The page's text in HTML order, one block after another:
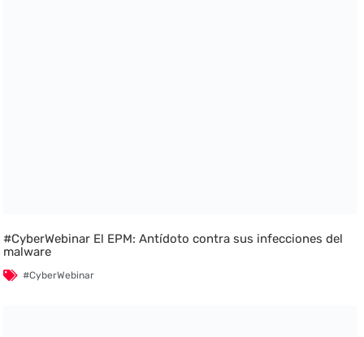
#CyberWebinar El EPM: Antídoto contra sus infecciones del
malware
#CyberWebinar